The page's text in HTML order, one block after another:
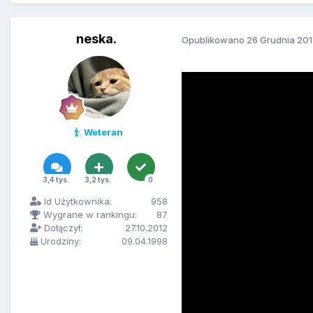
neska.
Weteran
3,4 tys. 3,2 tys. 0
Id Użytkownika:
958
Wygrane w rankingu:
87
Dołączył:
27.10.2012
Urodziny:
09.04.1998
Opublikowano 26 Grudnia